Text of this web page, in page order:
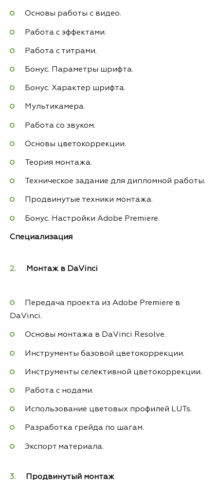
Основы работы с видео.
Работа с эффектами.
Работа с титрами.
Бонус. Параметры шрифта.
Бонус. Характер шрифта.
Мультикамера.
Работа со звуком.
Основы цветокоррекции.
Теория монтажа.
Техническое задание для дипломной работы.
Продвинутые техники монтажа.
Бонус. Настройки Adobe Premiere.
Специализация
Монтаж в DaVinci
Передача проекта из Adobe Premiere в
DaVinci.
Основы монтажа в DaVinci Resolve.
Инструменты базовой цветокоррекции.
Инструменты селективной цветокоррекции.
Работа с нодами.
Использование цветовых профилей LUTs.
Разработка грейда по шагам.
Экспорт материала.
Продвинутый монтаж